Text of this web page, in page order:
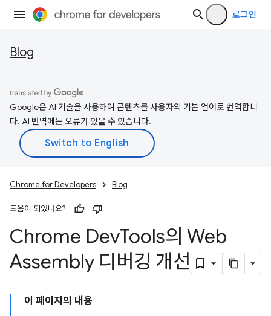
로그인
Blog
Google은 AI 기술을 사용하여 콘텐츠를 사용자의 기본 언어로 번역합니
다. AI 번역에는 오류가 있을 수 있습니다.
Chrome for Developers Blog
도움이 되었나요?
Chrome DevTools의 Web
Assembly 디버깅 개선
이 페이지의 내용